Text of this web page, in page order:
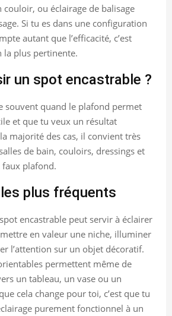
couloir, ou éclairage de balisage
Si tu es dans une configuration
autant que l’efficacité, c’est
la plus pertinente.
un spot encastrable ?
souvent quand le plafond permet
et que tu veux un résultat
majorité des cas, il convient très
de bain, couloirs, dressings et
faux plafond.
plus fréquents
encastrable peut servir à éclairer
en valeur une niche, illuminer
l’attention sur un objet décoratif.
permettent même de
un tableau, un vase ou un
cela change pour toi, c’est que tu
purement fonctionnel à un